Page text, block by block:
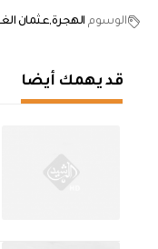
الوسوم الهجرةعثمان
قد يهمك أيضا